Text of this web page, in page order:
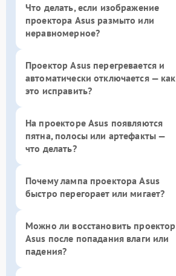
Что делать, если изображение
проектора Asus размыто или
неравномерное?
Проектор Asus перегревается и
автоматически отключается — как
это исправить?
На проекторе Asus появляются
пятна, полосы или артефакты —
что делать?
Почему лампа проектора Asus
быстро перегорает или мигает?
Можно ли восстановить проектор
Asus после попадания влаги или
падения?